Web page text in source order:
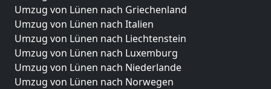
Umzug von Lünen nach Griechenland
Umzug von Lünen nach Italien
Umzug von Lünen nach Liechtenstein
Umzug von Lünen nach Luxemburg
Umzug von Lünen nach Niederlande
Umzug von Lünen nach Norwegen